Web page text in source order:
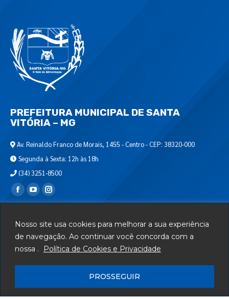
Nosso site usa cookies para melhorar a sua experiência
de navegação. Ao continuar você concorda com a
nossa .
Política de Cookies e Privacidade
PROSSEGUIR
PREFEITURA MUNICIPAL DE SANTA
VITÓRIA – MG
Av. Reinaldo Franco de Morais, 1455 - Centro - CEP: 38320-000
Segunda à Sexta: 12h às 18h
(34) 3251-8500
Encontre-nos em:
Departamento de T.I.
Serviços
Telefones Úteis